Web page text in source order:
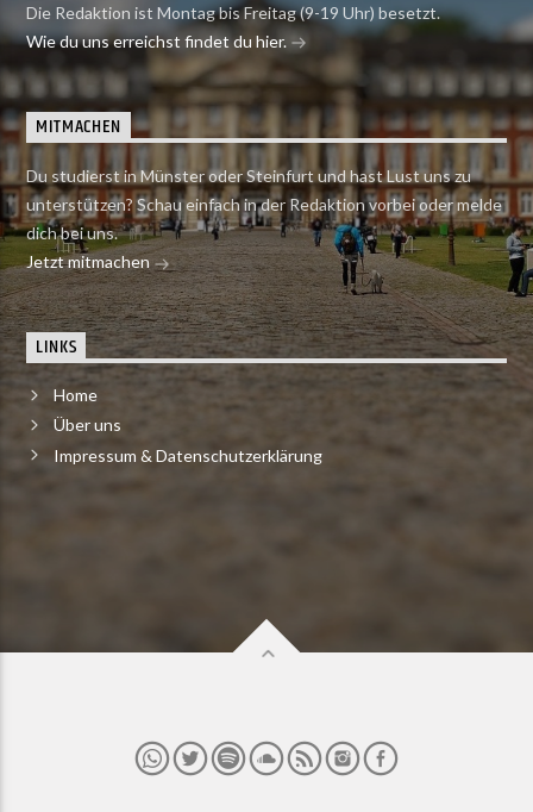
Die Redaktion ist Montag bis Freitag (9-19 Uhr) besetzt.
Wie du uns erreichst findet du hier.
MITMACHEN
Du studierst in Münster oder Steinfurt und hast Lust uns zu
unterstützen? Schau einfach in der Redaktion vorbei oder melde
dich bei uns.
Jetzt mitmachen
LINKS
Home
Über uns
Impressum & Datenschutzerklärung